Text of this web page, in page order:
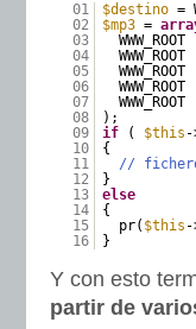
01 $destino =
02
$mp3 =
03
04
05
06
07
08
);
09
if ( $this -
10
{
11
// fichero
12
}
13
else
14
{
15
pr( $this
16
}
Y con esto
partir de